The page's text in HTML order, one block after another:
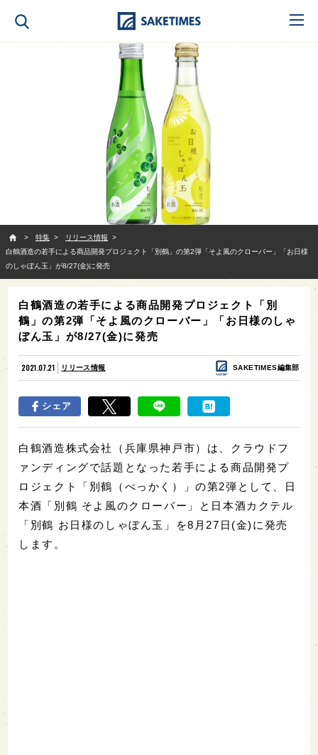
特集
リリース情報
白鶴酒造の若手による商品開発プロジェクト「別鶴」の第2弾「そよ風のクローバー」「お日様
のしゃぼん玉」が8/27(金)に発売
白鶴酒造の若手による商品開発プロジェクト「別
鶴」の第2弾「そよ風のクローバー」「お日様のしゃ
ぼん玉」が8/27(金)に発売
2021.07.21 リリース情報 SAKETIMES編集部
シェア
白鶴酒造株式会社（兵庫県神戸市）は、クラウドフ
ァンディングで話題となった若手による商品開発プ
ロジェクト「別鶴（べっかく）」の第2弾として、日
本酒「別鶴 そよ風のクローバー」と日本酒カクテル
「別鶴 お日様のしゃぼん玉」を8月27日(金)に発売
します。